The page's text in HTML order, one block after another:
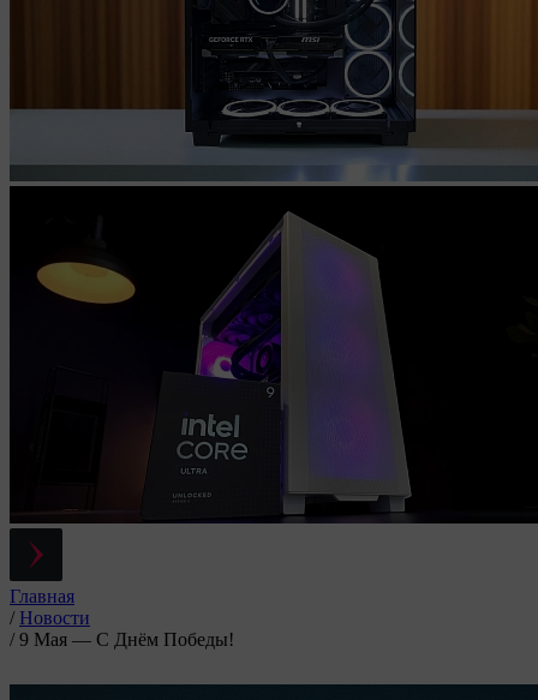
Главная
/ Новости
/ 9 Мая — С Днём Победы!